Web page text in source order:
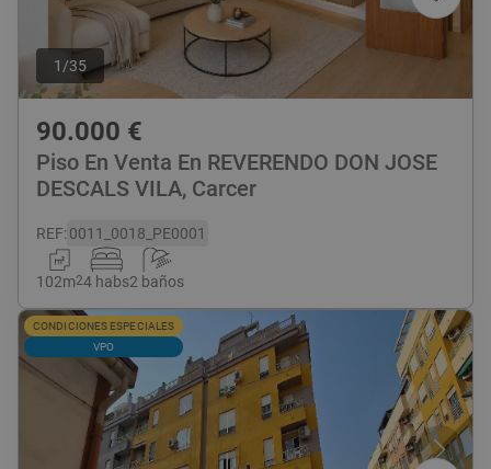
1 /35
90.000 €
Piso En Venta En REVERENDO DON JOSE
DESCALS VILA, Carcer
REF:0011_0018_PE0001
102m24 habs2 baños
CONDICIONES ESPECIALES
VPO